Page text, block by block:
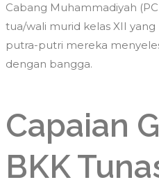
Cabang Muhammadiyah
tua/wali murid kelas XII
putra-putri mereka
dengan bangga.
Capaian
BKK